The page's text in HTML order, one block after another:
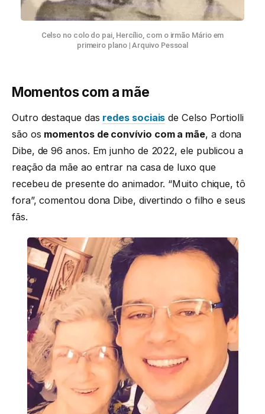
Celso no colo do pai, Hercílio, com o irmão Mário em
primeiro plano | Arquivo Pessoal
Momentos com a mãe
Outro destaque das redes sociais de Celso Portiolli
são os momentos de convívio com a mãe, a dona
Dibe, de 96 anos. Em junho de 2022, ele publicou a
reação da mãe ao entrar na casa de luxo que
recebeu de presente do animador. “Muito chique, tô
fora”, comentou dona Dibe, divertindo o filho e seus
fãs.